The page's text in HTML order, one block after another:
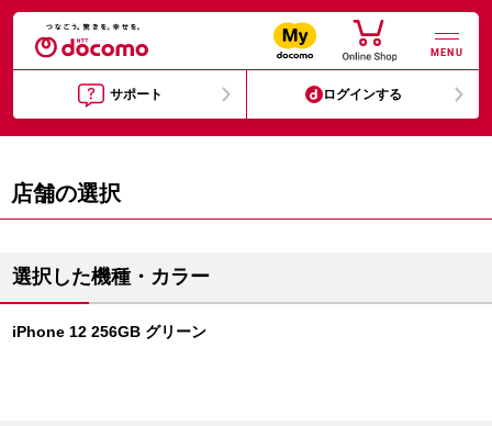
MENU
サポート ログインする
店舗の選択
選択した機種・カラー
iPhone 12 256GB グリーン